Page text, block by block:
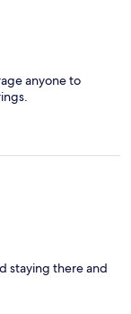
anyone to
staying there and